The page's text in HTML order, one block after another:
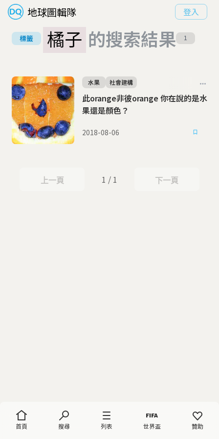
地球圖輯隊 登入
首頁 搜尋 列表 世界盃 贊助
標籤 橘子 的搜索結果 1
此orange非彼orange 你在說的是水
果還是顏色？
水果 社會建構
2018-08-06
上一頁
上一頁 1 / 1 下一頁
下一頁